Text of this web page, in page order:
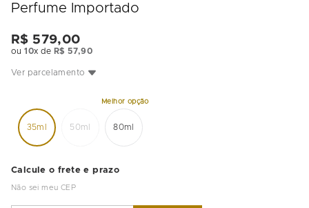
Perfume Importado
R$ 579,00
ou10x de R$ 57,90
Ver parcelamento
35ml 50ml 80ml
Calcule o frete e prazo
Não sei meu CEP